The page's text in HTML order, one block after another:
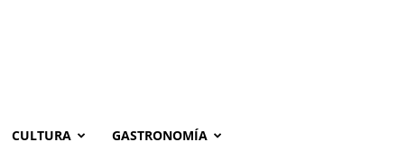
CULTURA GASTRONOMÍA